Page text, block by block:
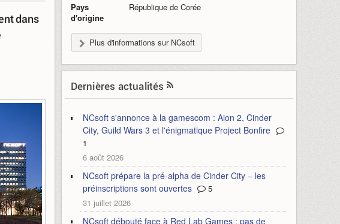
dans
Pays
d'origine
République de Corée
Plus d'informations sur NCsoft
Dernières actualités
NCsoft s'annonce à la gamescom : Aion 2, Cinder
City, Guild Wars 3 et l'énigmatique Project Bonfire
1
6 août 2026
NCsoft prépare la pré-alpha de Cinder City – les
préinscriptions sont ouvertes
5
31 juillet 2026
NCsoft débouté face à Red Lab Games : pas de